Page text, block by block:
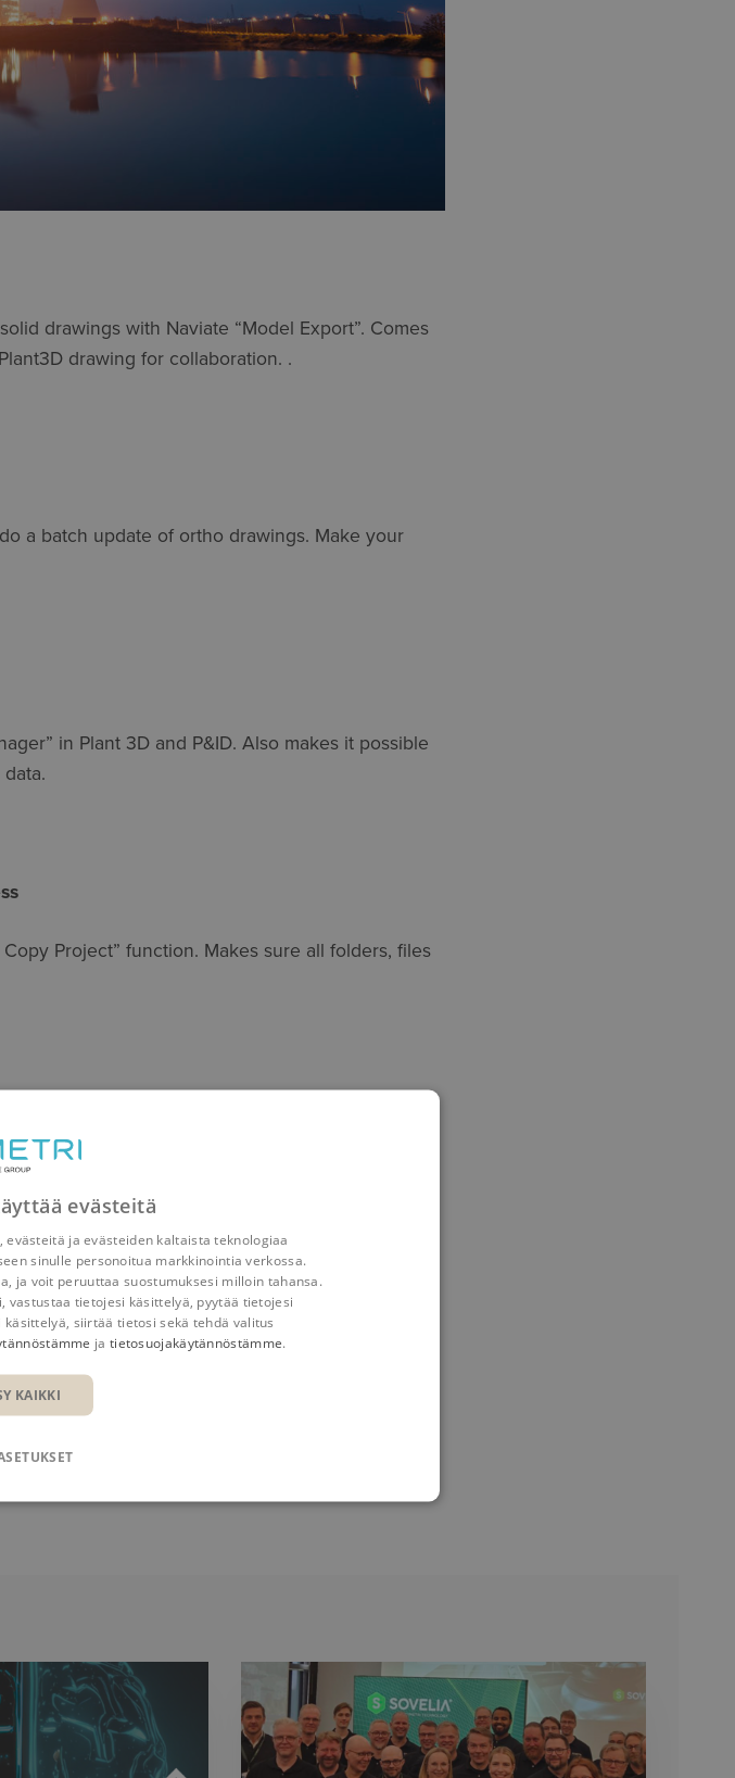
drawings with Naviate “Model Export”. Comes
drawing for collaboration. .
a batch update of ortho drawings. Make your
in Plant 3D and P&ID. Also makes it possible
Project” function. Makes sure all folders, files
that makes it possible to snap anywhere on
evästeitä
ja evästeiden kaltaista teknologiaa
sinulle personoitua markkinointia verkossa.
ja voit peruuttaa suostumuksesi milloin tahansa.
vastustaa tietojesi käsittelyä, pyytää tietojesi
siirtää tietosi sekä tehdä valitus
ja tietosuojakäytännöstämme.
KAIKKI